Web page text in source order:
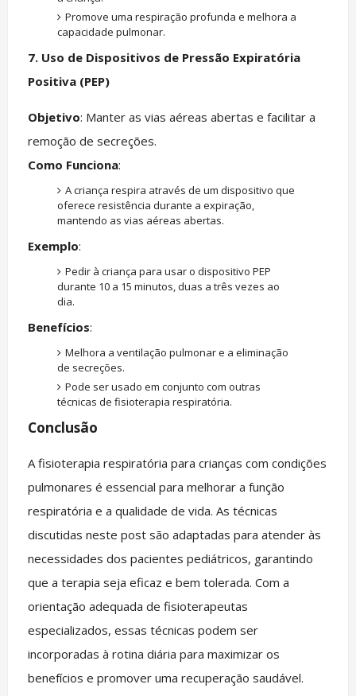
Promove uma respiração profunda e melhora a
capacidade pulmonar.
7. Uso de Dispositivos de Pressão Expiratória
Positiva (PEP)
Objetivo: Manter as vias aéreas abertas e facilitar a
remoção de secreções.
Como Funciona:
A criança respira através de um dispositivo que
oferece resistência durante a expiração,
mantendo as vias aéreas abertas.
Exemplo:
Pedir à criança para usar o dispositivo PEP
durante 10 a 15 minutos, duas a três vezes ao
dia.
Benefícios:
Melhora a ventilação pulmonar e a eliminação
de secreções.
Pode ser usado em conjunto com outras
técnicas de fisioterapia respiratória.
Conclusão
A fisioterapia respiratória para crianças com condições
pulmonares é essencial para melhorar a função
respiratória e a qualidade de vida. As técnicas
discutidas neste post são adaptadas para atender às
necessidades dos pacientes pediátricos, garantindo
que a terapia seja eficaz e bem tolerada. Com a
orientação adequada de fisioterapeutas
especializados, essas técnicas podem ser
incorporadas à rotina diária para maximizar os
benefícios e promover uma recuperação saudável.